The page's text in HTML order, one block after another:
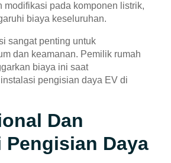
modifikasi pada komponen listrik,
biaya keseluruhan.
sangat penting untuk
dan keamanan. Pemilik rumah
biaya ini saat
pengisian daya EV di
Dan
Daya